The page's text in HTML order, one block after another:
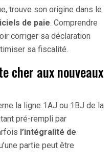
trouve son origine dans le
de paie. Comprendre
corriger sa déclaration
sa fiscalité.
cher aux nouveaux
la ligne 1AJ ou 1BJ de la
pré-rempli par
l’intégralité de
partie peut être